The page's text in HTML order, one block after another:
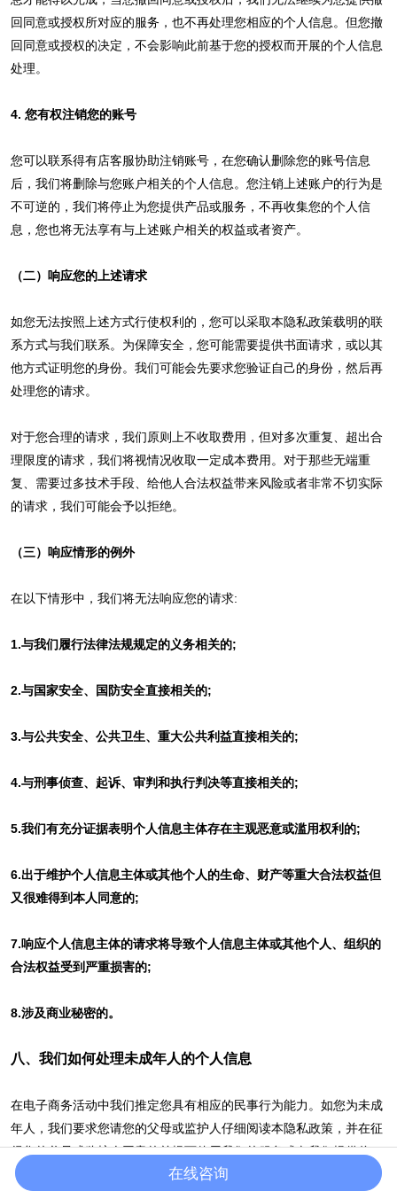
回同意或授权所对应的服务，也不再处理您相应的个人信息。但您撤
回同意或授权的决定，不会影响此前基于您的授权而开展的个人信息
处理。
4. 您有权注销您的账号
您可以联系得有店客服协助注销账号，在您确认删除您的账号信息
后，我们将删除与您账户相关的个人信息。您注销上述账户的行为是
不可逆的，我们将停止为您提供产品或服务，不再收集您的个人信
息，您也将无法享有与上述账户相关的权益或者资产。
（二）响应您的上述请求
如您无法按照上述方式行使权利的，您可以采取本隐私政策载明的联
系方式与我们联系。为保障安全，您可能需要提供书面请求，或以其
他方式证明您的身份。我们可能会先要求您验证自己的身份，然后再
处理您的请求。
对于您合理的请求，我们原则上不收取费用，但对多次重复、超出合
理限度的请求，我们将视情况收取一定成本费用。对于那些无端重
复、需要过多技术手段、给他人合法权益带来风险或者非常不切实际
的请求，我们可能会予以拒绝。
（三）响应情形的例外
在以下情形中，我们将无法响应您的请求:
1.与我们履行法律法规规定的义务相关的;
2.与国家安全、国防安全直接相关的;
3.与公共安全、公共卫生、重大公共利益直接相关的;
4.与刑事侦查、起诉、审判和执行判决等直接相关的;
5.我们有充分证据表明个人信息主体存在主观恶意或滥用权利的;
6.出于维护个人信息主体或其他个人的生命、财产等重大合法权益但
又很难得到本人同意的;
7.响应个人信息主体的请求将导致个人信息主体或其他个人、组织的
合法权益受到严重损害的;
8.涉及商业秘密的。
八、我们如何处理未成年人的个人信息
在电子商务活动中我们推定您具有相应的民事行为能力。如您为未成
年人，我们要求您请您的父母或监护人仔细阅读本隐私政策，并在征
得您的父母或监护人同意的前提下使用我们的服务或向我们提供信
息。
在线咨询